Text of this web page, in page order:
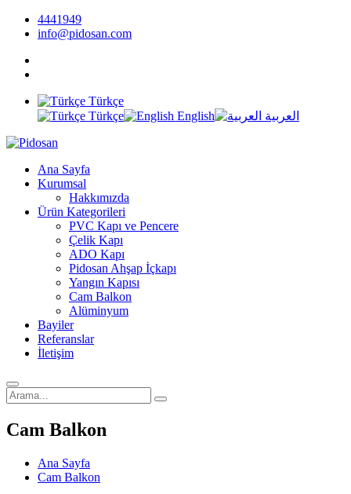
4441949
info@pidosan.com
Türkçe
Türkçe
English العربية
Ana Sayfa
Kurumsal
Hakkımızda
Ürün Kategorileri
PVC Kapı ve Pencere
Çelik Kapı
ADO Kapı
Pidosan Ahşap İçkapı
Yangın Kapısı
Cam Balkon
Alüminyum
Bayiler
Referanslar
İletişim
Cam Balkon
Ana Sayfa
Cam Balkon